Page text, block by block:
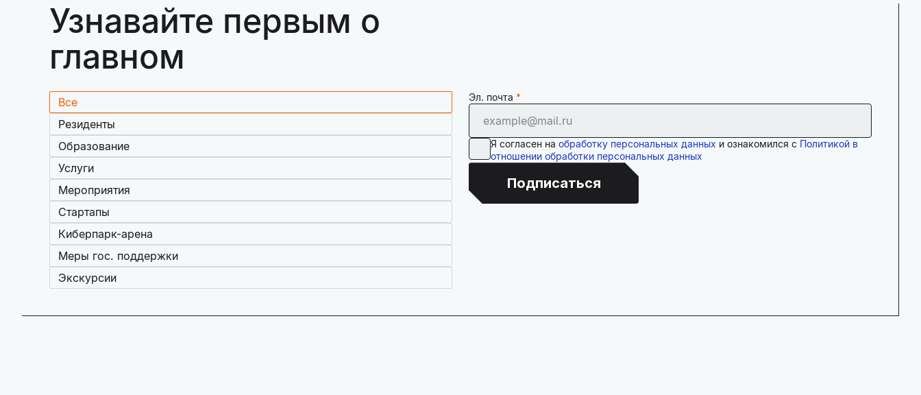
Узнавайте первым о
главном
Все
Резиденты
Образование
Услуги
Мероприятия
Стартапы
Киберпарк-арена
Меры гос. поддержки
Экскурсии
Эл. почта
Я согласен на обработку персональных данных и ознакомился с Политикой в
отношении обработки персональных данных
Подписаться